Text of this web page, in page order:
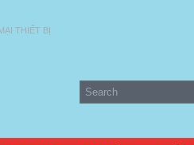
THIẾT BỊ